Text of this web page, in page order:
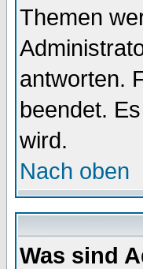
Themen
antworten.
beendet.
wird.
Nach oben
Was sind